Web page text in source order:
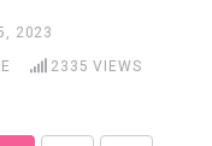
2023
2335 VIEWS